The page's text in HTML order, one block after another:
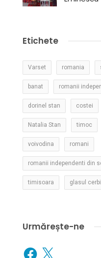
Etichete
Varset romania
banat romanii
dorinel stan costei
Natalia Stan timoc
voivodina romani
romanii independenti din
timisoara glasul
Urmărește-ne
Facebook
X